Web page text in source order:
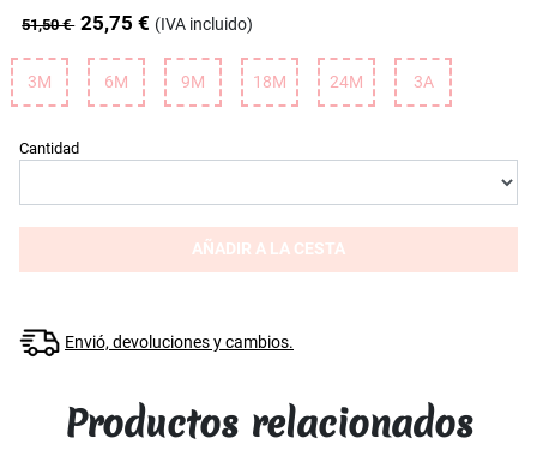
51,50 € 25,75 € (IVA incluido)
3M 6M 9M 18M 24M 3A
Cantidad
AÑADIR A LA CESTA
Envió, devoluciones y cambios.
Productos relacionados